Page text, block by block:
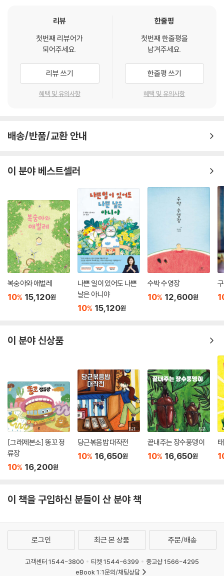
기입니다. 준이는 이제 기분이 나쁘거나 화가 날 때 신나게 그림을 그릴 것
리뷰
첫번째 리뷰어가
되어주세요.
리뷰 쓰기
혜택 및 유의사항
한줄평
첫번째 한줄평을
남겨주세요.
한줄평 쓰기
혜택 및 유의사항
배송/반품/교환 안내
이 분야 베스트셀러
복숭아와 애벌레
10% 15,120원
나쁜 일이 있어도 나쁜
날은 아니야
10% 15,120원
수박 수영장
10% 12,600원
이 분야 신상품
[그래제본소] 똥꼬 정
류장
10% 16,200원
당근볶음밥 대작전
10% 16,650원
끝내주는 장수풍뎅이
10% 16,650원
이 책을 구입하신 분들이 산 분야 책
로그인 최근 본 상품 주문/배송
고객센터 1544-3800 티켓 1544-6399
중고샵 1566-4295
eBook 1:1문의/채팅상담